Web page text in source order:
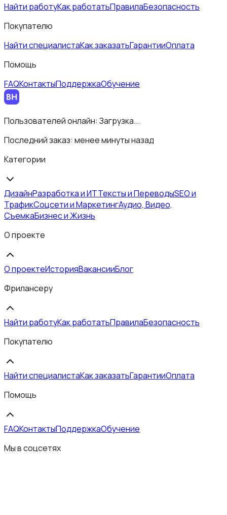
Найти работуКак работатьПравилаБезопасность
Покупателю
Найти специалистаКак заказатьГарантииОплата
Помощь
FAQКонтактыПоддержкаОбучение
Пользователей онлайн: Загрузка...
Последний заказ: менее минуты назад
Категории
ДизайнРазработка и ИТТексты и ПереводыSEO и
ТрафикСоцсети и МаркетингАудио, Видео,
СъемкаБизнес и Жизнь
О проекте
О проектеИсторияВакансииБлог
Фрилансеру
Найти работуКак работатьПравилаБезопасность
Покупателю
Найти специалистаКак заказатьГарантииОплата
Помощь
FAQКонтактыПоддержкаОбучение
Мы в соцсетях